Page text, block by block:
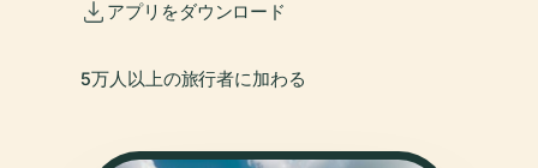
アプリをダウンロード
5万人以上の旅行者に加わる